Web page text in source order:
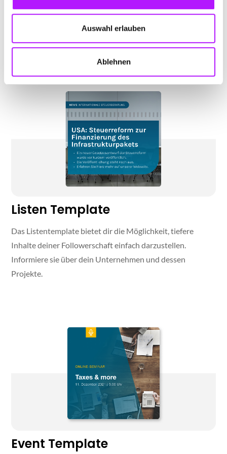
Auswahl erlauben
Ablehnen
um ein Bild in deinen Corporate Look zu bringen.
Listen Template
‍‍Das Listentemplate bietet dir die Möglichkeit, tiefere
Inhalte deiner Followerschaft einfach darzustellen.
Informiere sie über dein Unternehmen und dessen
Projekte.
Event Template